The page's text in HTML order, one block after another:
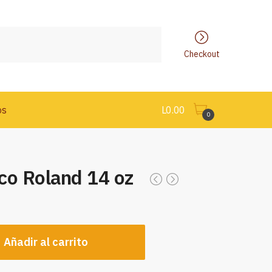
Checkout
L0.00 0
Roland 14 oz
Añadir al carrito